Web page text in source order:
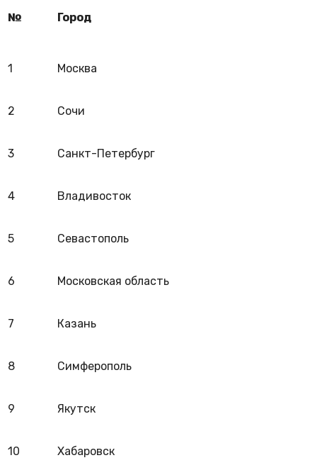
№ Город
1 Москва
2 Сочи
3 Санкт-Петербург
4 Владивосток
5 Севастополь
6 Московская область
7 Казань
8 Симферополь
9 Якутск
10 Хабаровск